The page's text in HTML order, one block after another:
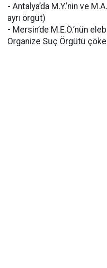
- Antalya’da M.Y.’nin ve
ayrı örgüt)
- Mersin’de M.E.Ö.’nün
Organize Suç Örgütü